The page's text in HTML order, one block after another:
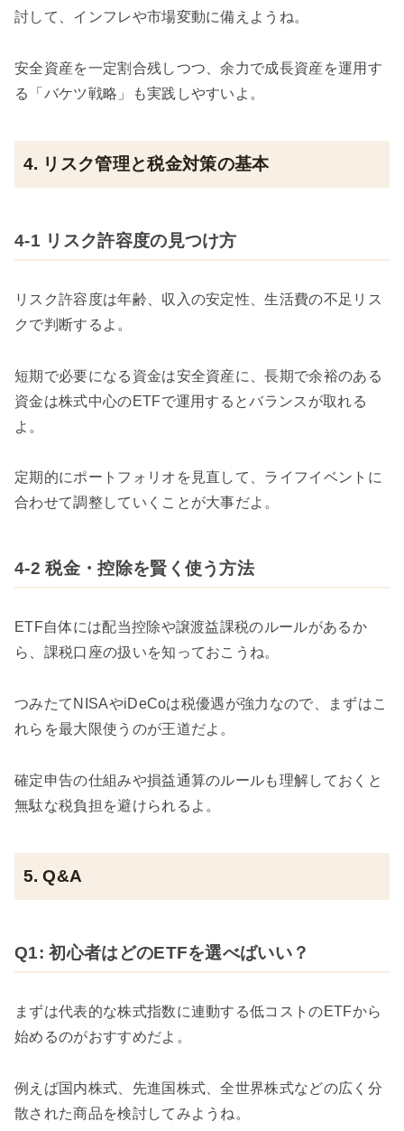
討して、インフレや市場変動に備えようね。
安全資産を一定割合残しつつ、余力で成長資産を運用す
る「バケツ戦略」も実践しやすいよ。
4. リスク管理と税金対策の基本
4-1 リスク許容度の見つけ方
リスク許容度は年齢、収入の安定性、生活費の不足リス
クで判断するよ。
短期で必要になる資金は安全資産に、長期で余裕のある
資金は株式中心のETFで運用するとバランスが取れる
よ。
定期的にポートフォリオを見直して、ライフイベントに
合わせて調整していくことが大事だよ。
4-2 税金・控除を賢く使う方法
ETF自体には配当控除や譲渡益課税のルールがあるか
ら、課税口座の扱いを知っておこうね。
つみたてNISAやiDeCoは税優遇が強力なので、まずはこ
れらを最大限使うのが王道だよ。
確定申告の仕組みや損益通算のルールも理解しておくと
無駄な税負担を避けられるよ。
5. Q&A
Q1: 初心者はどのETFを選べばいい？
まずは代表的な株式指数に連動する低コストのETFから
始めるのがおすすめだよ。
例えば国内株式、先進国株式、全世界株式などの広く分
散された商品を検討してみようね。